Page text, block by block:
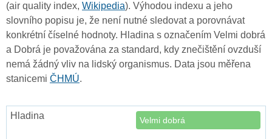
(air quality index, Wikipedia). Výhodou indexu a jeho
slovního popisu je, že není nutné sledovat a porovnávat
konkrétní číselné hodnoty. Hladina s označením Velmi dobrá
a Dobrá je považována za standard, kdy znečištění ovzduší
nemá žádný vliv na lidský organismus. Data jsou měřena
stanicemi ČHMÚ.
Velmi dobrá